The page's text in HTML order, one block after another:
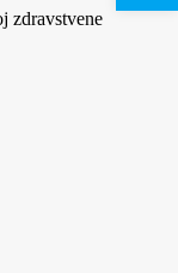
zdravstvene